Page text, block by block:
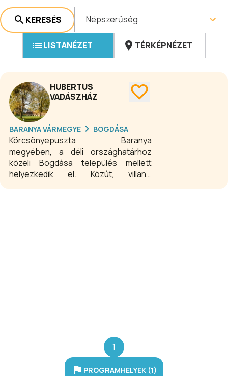
KERESÉS Népszerűség
LISTANÉZET TÉRKÉPNÉZET
HUBERTUS
VADÁSZHÁZ
BARANYA VÁRMEGYE BOGDÁSA
Körcsönyepuszta Baranya
megyében, a déli országhatárhoz
közeli Bogdása település mellett
helyezkedik el. Közút, villany,
összejövetel, céges tréningek).
1
PROGRAMHELYEK (1)